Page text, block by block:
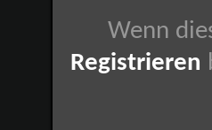
Wenn
Registrieren